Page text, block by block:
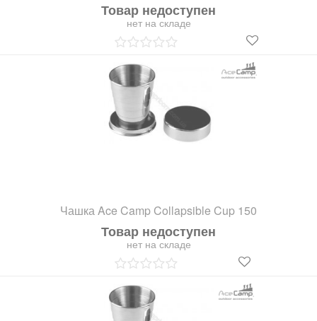
Товар недоступен
нет на складе
Чашка Ace Camp Collapsible Cup 150
Товар недоступен
нет на складе